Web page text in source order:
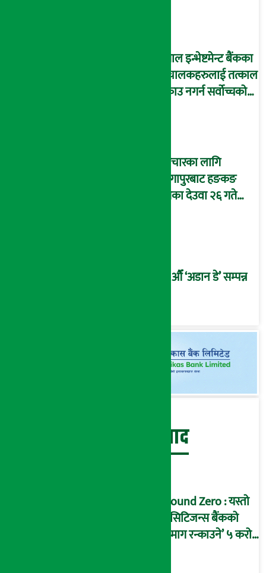
नेपाल इन्भेष्टमेन्ट बैंकका
संचालकहरुलाई तत्काल
पक्राउ नगर्न सर्वोच्चको
उपचारका लागि
सिंगापुरबाट हङकङ
पुगेका देउवा २६ गते
२१औँ ‘अडान डे’ सम्पन्न
बेथिति मुर्दाबाद
Ground Zero : यस्तो
छ सिटिजन्स बैंकको
‘दिमाग रन्काउने’ ५ करोड